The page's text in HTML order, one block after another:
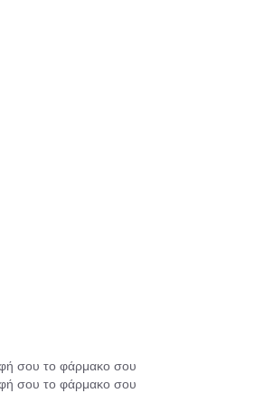
σου το φάρμακο σου
σου το φάρμακο σου